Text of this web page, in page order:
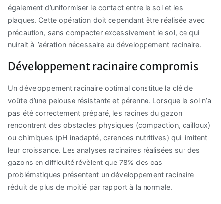
également d’uniformiser le contact entre le sol et les
plaques. Cette opération doit cependant être réalisée avec
précaution, sans compacter excessivement le sol, ce qui
nuirait à l’aération nécessaire au développement racinaire.
Développement racinaire compromis
Un développement racinaire optimal constitue la clé de
voûte d’une pelouse résistante et pérenne. Lorsque le sol n’a
pas été correctement préparé, les racines du gazon
rencontrent des obstacles physiques (compaction, cailloux)
ou chimiques (pH inadapté, carences nutritives) qui limitent
leur croissance. Les analyses racinaires réalisées sur des
gazons en difficulté révèlent que 78% des cas
problématiques présentent un développement racinaire
réduit de plus de moitié par rapport à la normale.